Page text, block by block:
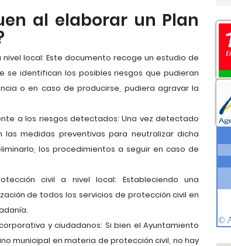
al elaborar un Plan
local: Este documento recoge un estudio de
se identifican los posibles riesgos que pudieran
o en caso de producirse, pudiera agravar la
a los riesgos detectados: Una vez detectado
medidas preventivas para neutralizar dicha
los procedimientos a seguir en caso de
civil a nivel local: Estableciendo una
de todos los servicios de protección civil en
y ciudadanos: Si bien el Ayuntamiento
municipal en materia de protección civil, no hay